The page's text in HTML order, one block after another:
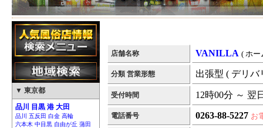
▼ 東京都
品川 目黒 港 大田
品川 五反田 白金 高輪
六本木 中目黒 自由が丘 蒲田
店舗名称 VANILLA ( ホー
分類 営業形態 出張型 ( デリバ
受付時間 12時00分 ～ 翌
電話番号 0263-88-5227 お